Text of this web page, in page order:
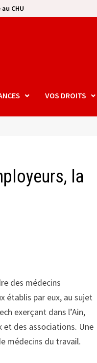
CHU
VOS DROITS
la
des médecins
établis par eux, au sujet
exerçant dans l’Ain,
et des associations. Une
médecins du travail.